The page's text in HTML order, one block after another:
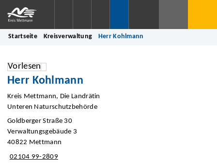
Startseite Kreisverwaltung Herr Kohlmann
Vorlesen
Herr Kohlmann
Kreis Mettmann, Die Landrätin
Unteren Naturschutzbehörde
Goldberger Straße 30
Verwaltungsgebäude 3
40822 Mettmann
02104 99-2809